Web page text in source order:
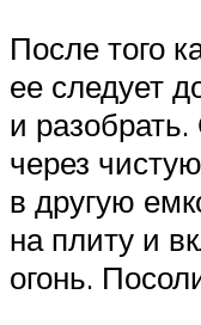
После того
ее следует
и
через
в другую
на плиту и
огонь.